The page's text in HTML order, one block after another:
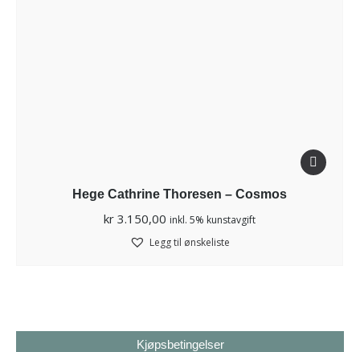
Hege Cathrine Thoresen – Cosmos
kr 3.150,00 inkl. 5% kunstavgift
Legg til ønskeliste
Kjøpsbetingelser